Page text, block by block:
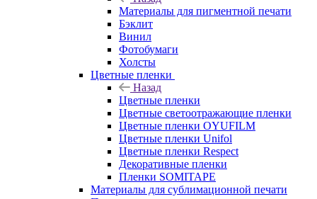
Материалы для пигментной печати
Бэклит
Винил
Фотобумаги
Холсты
Цветные пленки
Назад
Цветные пленки
Цветные светоотражающие пленки
Цветные пленки OYUFILM
Цветные пленки Unifol
Цветные пленки Respect
Декоративные пленки
Пленки SOMITAPE
Материалы для сублимационной печати